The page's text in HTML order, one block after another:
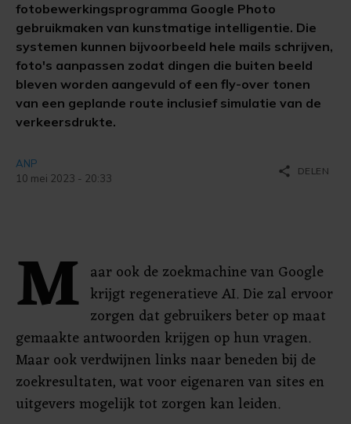
fotobewerkingsprogramma Google Photo
gebruikmaken van kunstmatige intelligentie. Die
systemen kunnen bijvoorbeeld hele mails schrijven,
foto's aanpassen zodat dingen die buiten beeld
bleven worden aangevuld of een fly-over tonen
van een geplande route inclusief simulatie van de
verkeersdrukte.
ANP
10 mei 2023 - 20:33
share DELEN
M aar ook de zoekmachine van Google
krijgt regeneratieve AI. Die zal ervoor
zorgen dat gebruikers beter op maat
gemaakte antwoorden krijgen op hun vragen.
Maar ook verdwijnen links naar beneden bij de
zoekresultaten, wat voor eigenaren van sites en
uitgevers mogelijk tot zorgen kan leiden.